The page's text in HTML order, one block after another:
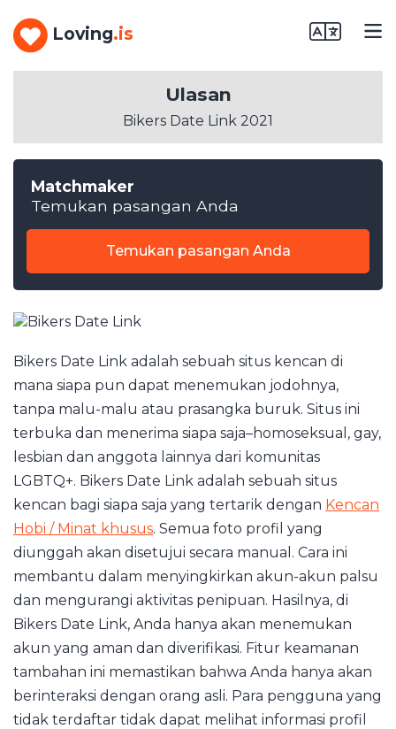
Loving.is
Matchmaker
Temukan pasangan Anda
Temukan pasangan Anda
Ulasan
Bikers Date Link 2021
Bikers Date Link adalah sebuah situs kencan di
mana siapa pun dapat menemukan jodohnya,
tanpa malu-malu atau prasangka buruk. Situs ini
terbuka dan menerima siapa saja–homoseksual, gay,
lesbian dan anggota lainnya dari komunitas
LGBTQ+. Bikers Date Link adalah sebuah situs
kencan bagi siapa saja yang tertarik dengan Kencan
Hobi / Minat khusus. Semua foto profil yang
diunggah akan disetujui secara manual. Cara ini
membantu dalam menyingkirkan akun-akun palsu
dan mengurangi aktivitas penipuan. Hasilnya, di
Bikers Date Link, Anda hanya akan menemukan
akun yang aman dan diverifikasi. Fitur keamanan
tambahan ini memastikan bahwa Anda hanya akan
berinteraksi dengan orang asli. Para pengguna yang
tidak terdaftar tidak dapat melihat informasi profil